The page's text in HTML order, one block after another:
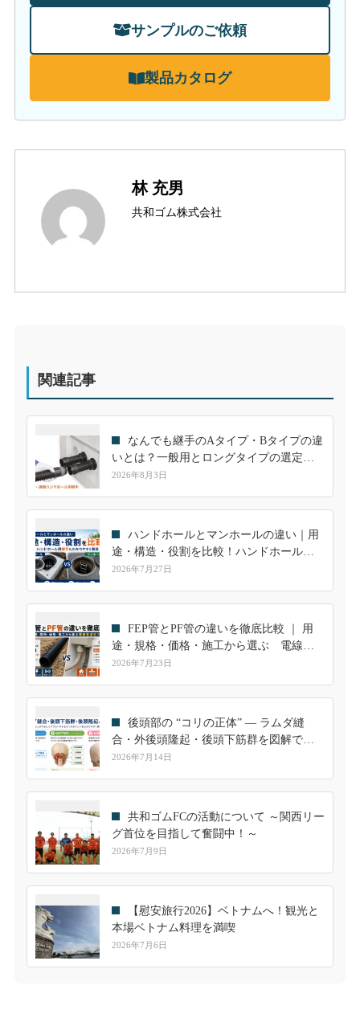
サンプルのご依頼
製品カタログ
林 充男
共和ゴム株式会社
関連記事
なんでも継手のAタイプ・Bタイプの違
いとは？一般用とロングタイプの選定方
法を分かりやすく解説
2026年8月3日
ハンドホールとマンホールの違い｜用
途・構造・役割を比較！ハンドホール用
継手も解説
2026年7月27日
FEP管とPF管の違いを徹底比較 ｜ 用
途・規格・価格・施工から選ぶ 電線管
選定ガイド
2026年7月23日
後頭部の “コリの正体” ― ラムダ縫
合・外後頭隆起・後頭下筋群を図解でや
さしく解説
2026年7月14日
共和ゴムFCの活動について ～関西リー
グ首位を目指して奮闘中！～
2026年7月9日
【慰安旅行2026】ベトナムへ！観光と
本場ベトナム料理を満喫
2026年7月6日